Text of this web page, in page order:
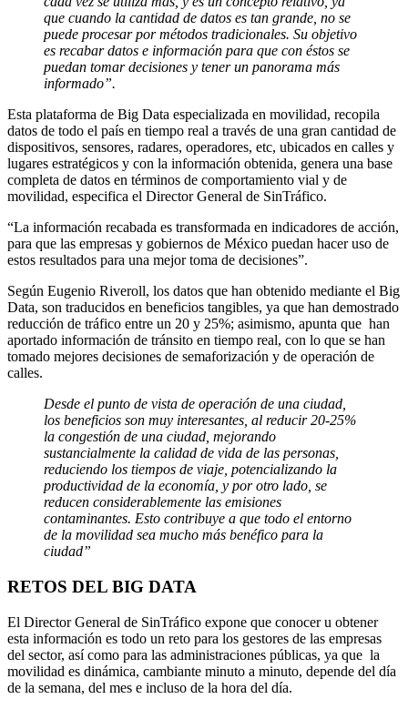
que cuando la cantidad de datos es tan grande, no se
puede procesar por métodos tradicionales. Su objetivo
es recabar datos e información para que con éstos se
puedan tomar decisiones y tener un panorama más
informado”.
Esta plataforma de Big Data especializada en movilidad, recopila
datos de todo el país en tiempo real a través de una gran cantidad de
dispositivos, sensores, radares, operadores, etc, ubicados en calles y
lugares estratégicos y con la información obtenida, genera una base
completa de datos en términos de comportamiento vial y de
movilidad, especifica el Director General de SinTráfico.
“La información recabada es transformada en indicadores de acción,
para que las empresas y gobiernos de México puedan hacer uso de
estos resultados para una mejor toma de decisiones”.
Según Eugenio Riveroll, los datos que han obtenido mediante el Big
Data, son traducidos en beneficios tangibles, ya que han demostrado
reducción de tráfico entre un 20 y 25%; asimismo, apunta que han
aportado información de tránsito en tiempo real, con lo que se han
tomado mejores decisiones de semaforización y de operación de
calles.
Desde el punto de vista de operación de una ciudad,
los beneficios son muy interesantes, al reducir 20-25%
la congestión de una ciudad, mejorando
sustancialmente la calidad de vida de las personas,
reduciendo los tiempos de viaje, potencializando la
productividad de la economía, y por otro lado, se
reducen considerablemente las emisiones
contaminantes. Esto contribuye a que todo el entorno
de la movilidad sea mucho más benéfico para la
ciudad”
RETOS DEL BIG DATA
El Director General de SinTráfico expone que conocer u obtener
esta información es todo un reto para los gestores de las empresas
del sector, así como para las administraciones públicas, ya que la
movilidad es dinámica, cambiante minuto a minuto, depende del día
de la semana, del mes e incluso de la hora del día.